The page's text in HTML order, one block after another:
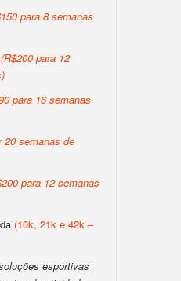
para 8 semanas
(R$200 para 12
para 16 semanas
20 semanas de
para 12 semanas
(10k, 21k e 42k –
esportivas